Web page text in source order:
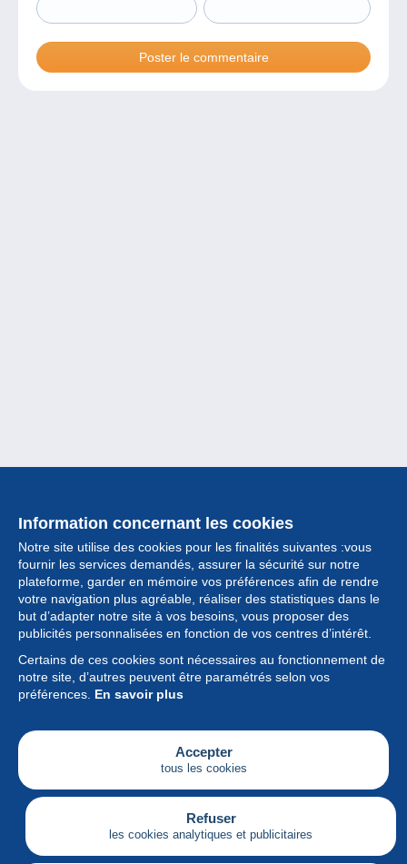
Information concernant les cookies
Notre site utilise des cookies pour les finalités suivantes :vous
fournir les services demandés, assurer la sécurité sur notre
plateforme, garder en mémoire vos préférences afin de rendre
votre navigation plus agréable, réaliser des statistiques dans le
but d’adapter notre site à vos besoins, vous proposer des
publicités personnalisées en fonction de vos centres d’intérêt.
Certains de ces cookies sont nécessaires au fonctionnement de
notre site, d’autres peuvent être paramétrés selon vos
préférences. En savoir plus
Accepter
tous les cookies
Refuser
les cookies analytiques et publicitaires
Collection
Actualités
Fonctionnalités
Société
Services
Articles